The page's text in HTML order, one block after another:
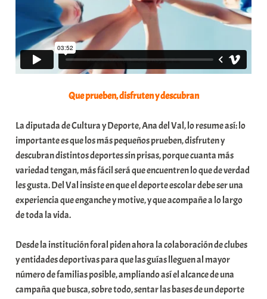
Que prueben, disfruten y descubran
La diputada de Cultura y Deporte, Ana del Val, lo resume así: lo
importante es que los más pequeños prueben, disfruten y
descubran distintos deportes sin prisas, porque cuanta más
variedad tengan, más fácil será que encuentren lo que de verdad
les gusta. Del Val insiste en que el deporte escolar debe ser una
experiencia que enganche y motive, y que acompañe a lo largo
de toda la vida.
Desde la institución foral piden ahora la colaboración de clubes
y entidades deportivas para que las guías lleguen al mayor
número de familias posible, ampliando así el alcance de una
campaña que busca, sobre todo, sentar las bases de un deporte